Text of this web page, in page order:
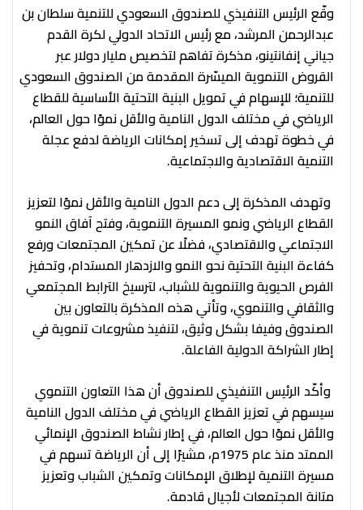
وقّع الرئيس التنفيذي للصندوق السعودي للتنمية سلطان بن
عبدالرحمن المرشد، مع رئيس الاتحاد الدولي لكرة القدم
جياني إنفانتينو، مذكرة تفاهم لتخصيص مليار دولار عبر
القروض التنموية الميسّرة المقدمة من الصندوق السعودي
للتنمية؛ للإسهام في تمويل البنية التحتية الأساسية للقطاع
الرياضي في مختلف الدول النامية والأقل نموًا حول العالم،
في خطوة تهدف إلى تسخير إمكانات الرياضة لدفع عجلة
التنمية الاقتصادية والاجتماعية.
وتهدف المذكرة إلى دعم الدول النامية والأقل نموًا لتعزيز
القطاع الرياضي ونمو المسيرة التنموية، وفتح آفاق النمو
الاجتماعي والاقتصادي، فضلًا عن تمكين المجتمعات ورفع
كفاءة البنية التحتية نحو النمو والازدهار المستدام، وتحفيز
الفرص الحيوية والتنموية للشباب، لترسيخ الترابط المجتمعي
والثقافي والتنموي، وتأتي هذه المذكرة بالتعاون بين
الصندوق وفيفا بشكل وثيق، لتنفيذ مشروعات تنموية في
إطار الشراكة الدولية الفاعلة.
وأكّد الرئيس التنفيذي للصندوق أن هذا التعاون التنموي
سيسهم في تعزيز القطاع الرياضي في مختلف الدول النامية
والأقل نموًا حول العالم، في إطار نشاط الصندوق الإنمائي
الممتد منذ عام 1975م، مشيرًا إلى أن الرياضة تسهم في
مسيرة التنمية لإطلاق الإمكانات وتمكين الشباب وتعزيز
متانة المجتمعات لأجيال قادمة.